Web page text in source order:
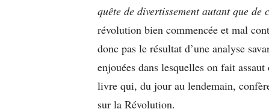
quête de divertissement autant que de
révolution bien commencée et mal
donc pas le résultat d’une analyse
enjouées dans lesquelles on fait
livre qui, du jour au lendemain,
sur la Révolution.